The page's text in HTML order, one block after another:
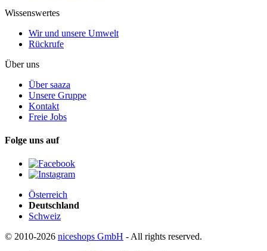
Wissenswertes
Wir und unsere Umwelt
Rückrufe
Über uns
Über saaza
Unsere Gruppe
Kontakt
Freie Jobs
Folge uns auf
Österreich
Deutschland
Schweiz
© 2010-2026 niceshops GmbH - All rights reserved.